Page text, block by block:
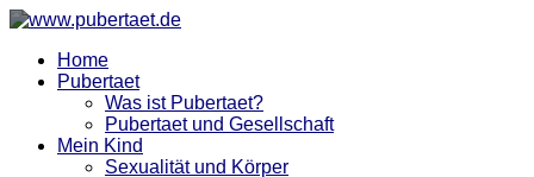
Home
Pubertaet
Was ist Pubertaet?
Pubertaet und Gesellschaft
Mein Kind
Sexualität und Körper